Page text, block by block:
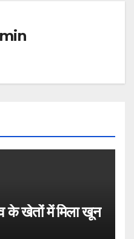
के खेतों में मिला खून